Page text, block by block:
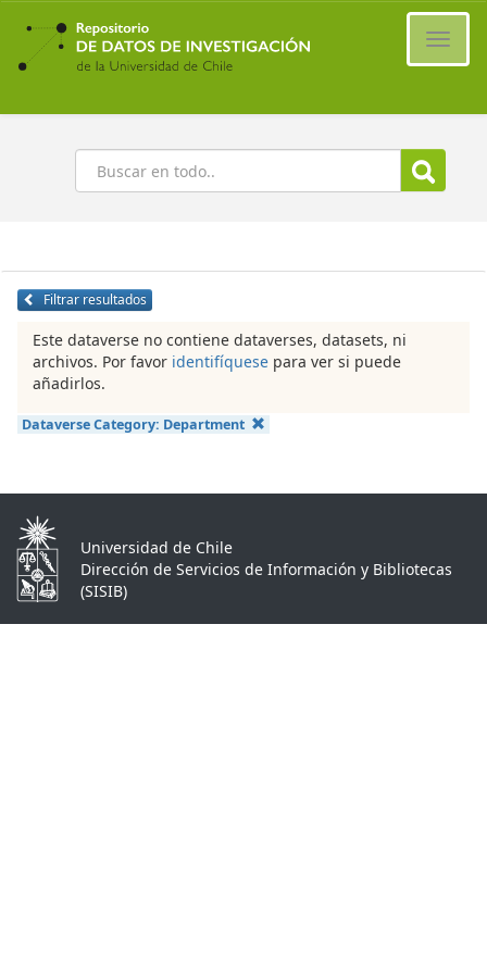
Ir
contenido
principal
Buscar
Filtrar resultados
Este dataverse no contiene dataverses, datasets, ni
archivos. Por favor identifíquese para ver si puede
añadirlos.
Dataverse Category: Department
Universidad de Chile
Dirección de Servicios de Información y Bibliotecas
(SISIB)